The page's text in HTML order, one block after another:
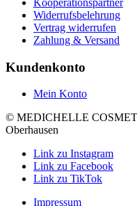
Widerrufsbelehrung
Vertrag widerrufen
Zahlung & Versand
Kundenkonto
Mein Konto
© MEDICHELLE
Oberhausen
Link zu Instagram
Link zu Facebook
Link zu TikTok
Impressum